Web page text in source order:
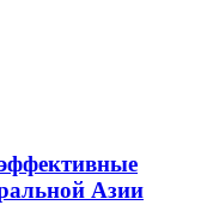
Азии